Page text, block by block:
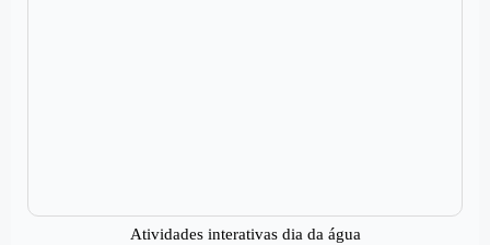
Atividades interativas dia da água